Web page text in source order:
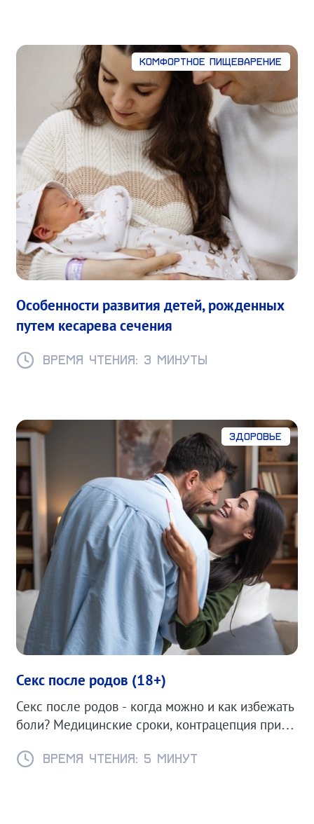
Комфортное пищеварение
Особенности развития детей, рожденных
путем кесарева сечения
Время чтения: 3 минуты
Здоровье
Секс после родов (18+)
Секс после родов - когда можно и как избежать
боли? Медицинские сроки, контрацепция при
интимной жизни.
Время чтения: 5 минут